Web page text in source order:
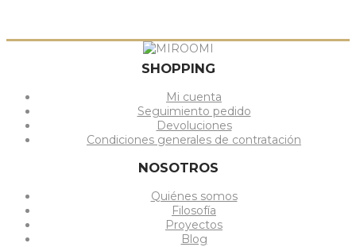
SHOPPING
Mi cuenta
Seguimiento pedido
Devoluciones
Condiciones generales de contratación
NOSOTROS
Quiénes somos
Filosofía
Proyectos
Blog